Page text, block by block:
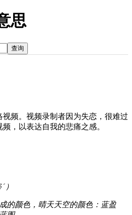
思
查询
频。视频录制者因为失恋，很难过
，以表达自我的悲痛之感。
）
的颜色，晴天天空的颜色：蓝盈